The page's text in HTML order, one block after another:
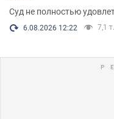
Суд не полностью
6.08.2026 12:22 7,1 т.